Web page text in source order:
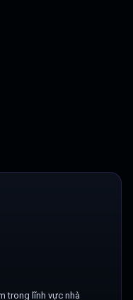
trong lĩnh vực nhà